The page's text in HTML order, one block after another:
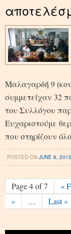
Μαλαγαρδή 9
συμμετείχαν 32
του Συλλόγου
Ευχαριστούμε
που στηρίζουν
POSTED ONJUNE 8, 2015
Page 4 of 7 «
»
… Last »